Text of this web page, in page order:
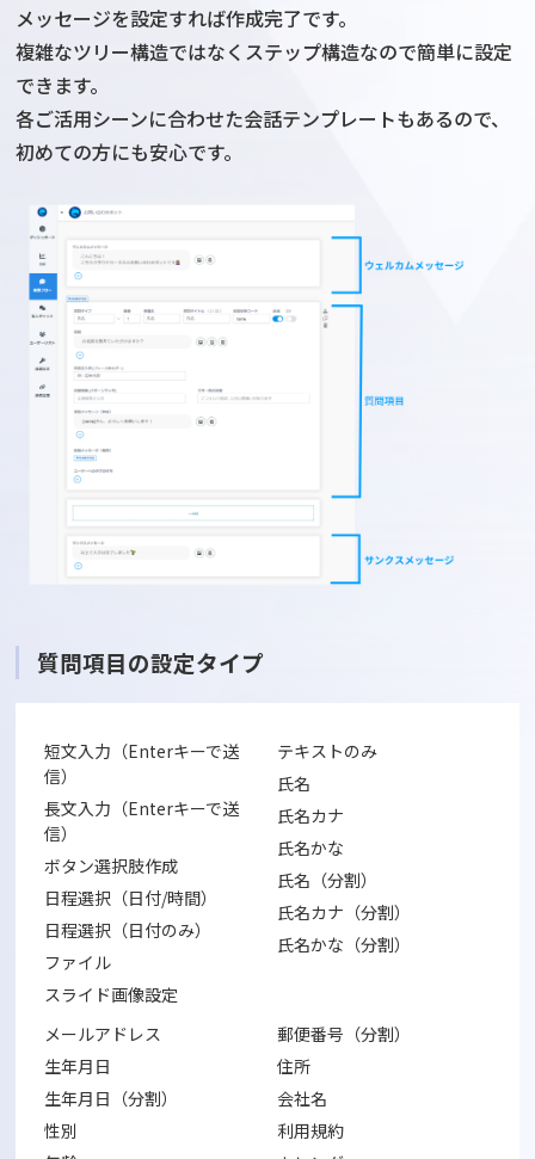
メッセージを設定すれば作成完了です。
複雑なツリー構造ではなくステップ構造なので簡単に設定
できます。
各ご活用シーンに合わせた会話テンプレートもあるので、
初めての方にも安心です。
質問項目の設定タイプ
短文入力（Enterキーで送
信）
長文入力（Enterキーで送
信）
ボタン選択肢作成
日程選択（日付/時間）
日程選択（日付のみ）
ファイル
スライド画像設定
テキストのみ
氏名
氏名カナ
氏名かな
氏名（分割）
氏名カナ（分割）
氏名かな（分割）
メールアドレス
生年月日
生年月日（分割）
性別
郵便番号（分割）
住所
会社名
利用規約